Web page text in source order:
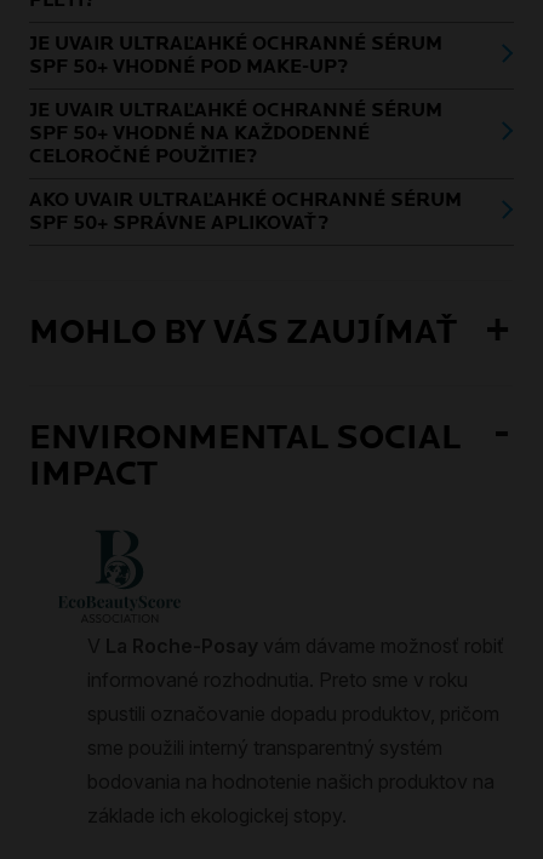
JE UVAIR ULTRAĽAHKÉ OCHRANNÉ SÉRUM
SPF 50+ VHODNÉ POD MAKE-UP?
JE UVAIR ULTRAĽAHKÉ OCHRANNÉ SÉRUM
SPF 50+ VHODNÉ NA KAŽDODENNÉ
CELOROČNÉ POUŽITIE?
AKO UVAIR ULTRAĽAHKÉ OCHRANNÉ SÉRUM
SPF 50+ SPRÁVNE APLIKOVAŤ?
MOHLO BY VÁS ZAUJÍMAŤ
ENVIRONMENTAL SOCIAL
IMPACT